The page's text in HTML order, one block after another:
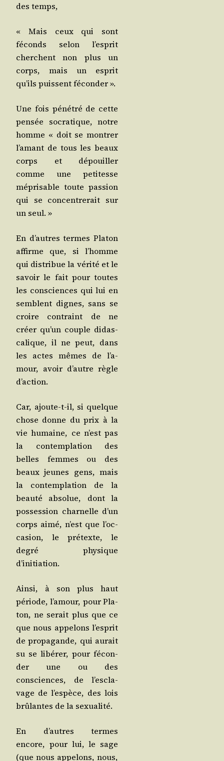
des temps,
« Mais ceux qui sont
féconds selon l’es­prit
cherchent non plus un
corps, mais un esprit
qu’ils puissent féconder ».
Une fois péné­tré de cette
pen­sée socra­tique, notre
homme « doit se mon­trer
l’a­mant de tous les beaux
corps et dépouiller
comme une peti­tesse
mépri­sable toute pas­sion
qui se concen­tre­rait sur
un seul. »
En d’autres termes Pla­ton
affirme que, si l’homme
qui dis­tri­bue la véri­té et le
savoir le fait pour toutes
les consciences qui lui en
semblent dignes, sans se
croire contraint de ne
créer qu’un couple didas­
ca­lique, il ne peut, dans
les actes mêmes de l’a­
mour, avoir d’autre règle
d’action.
Car, ajoute-t-il, si quelque
chose donne du prix à la
vie humaine, ce n’est pas
la contem­pla­tion des
belles femmes ou des
beaux jeunes gens, mais
la contem­pla­tion de la
beau­té abso­lue, dont la
pos­ses­sion char­nelle d’un
corps aimé, n’est que l’oc­
ca­sion, le pré­texte, le
degré phy­sique
d’initiation.
Ain­si, à son plus haut
période, l’a­mour, pour Pla­
ton, ne serait plus que ce
que nous appe­lons l’es­prit
de pro­pa­gande, qui aurait
su se libé­rer, pour fécon­
der une ou des
consciences, de l’es­cla­
vage de l’es­pèce, des lois
brû­lantes de la sexualité.
En d’autres termes
encore, pour lui, le sage
(que nous appe­lons, nous,